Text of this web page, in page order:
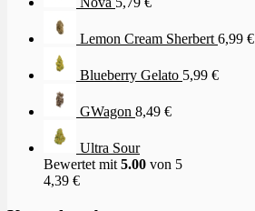
Lemon Cream Sherbert 6,99 €
Blueberry Gelato 5,99 €
GWagon 8,49 €
Ultra Sour
Bewertet mit 5.00 von 5
4,39 €